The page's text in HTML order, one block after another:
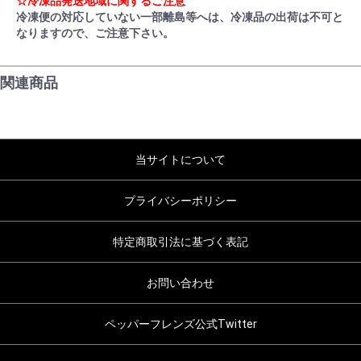
冷凍便の対応していない一部離島等へは、冷凍品の出荷は不可と
なりますので、ご注意下さい。
関連商品
当サイトについて
プライバシーポリシー
特定商取引法に基づく表記
お問い合わせ
ペッパーフレンズ公式Twitter